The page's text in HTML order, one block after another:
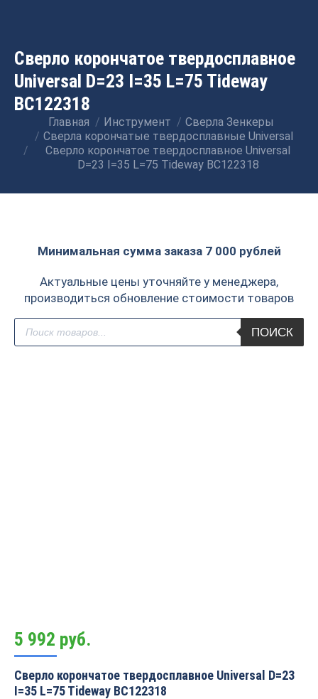
Сверло корончатое твердосплавное
Universal D=23 I=35 L=75 Tideway
BC122318
Вы здесь:
Главная Инструмент
Сверла Зенкеры
Сверла корончатые твердосплавные Universal
Сверло корончатое твердосплавное Universal
D=23 I=35 L=75 Tideway BC122318
Минимальная сумма заказа 7 000 рублей
Актуальные цены уточняйте у менеджера,
производиться обновление стоимости товаров
Поиск
товаров
ПОИСК
5 992 руб.
Сверло корончатое твердосплавное Universal D=23
I=35 L=75 Tideway BC122318